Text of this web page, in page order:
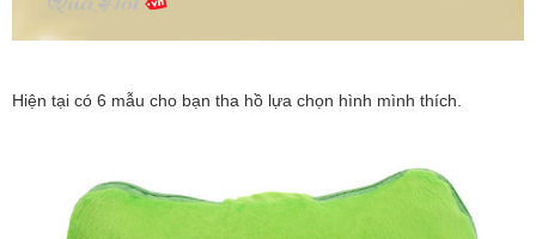
Hiện tại có 6 mẫu cho bạn tha hồ lựa chọn hình mình thích.